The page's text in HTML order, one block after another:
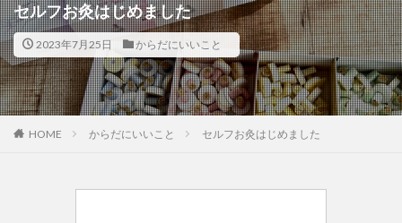
セルフお灸はじめました
2023年7月25日 からだにいいこと
HOME からだにいいこと セルフお灸はじめました
検索